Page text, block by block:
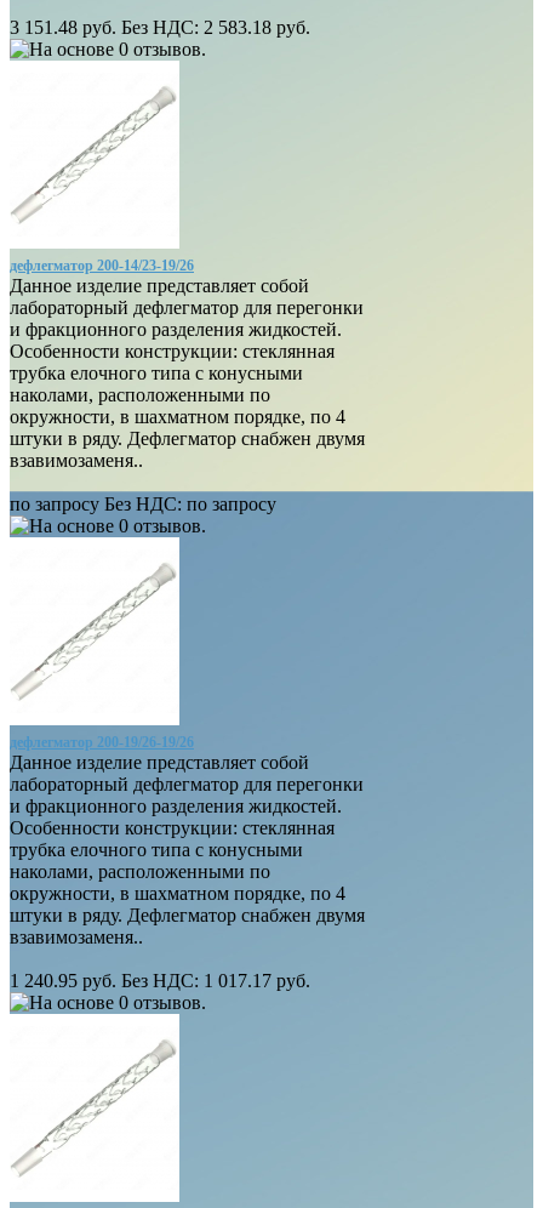
3 151.48 руб. Без НДС: 2 583.18 руб.
дефлегматор 200-14/23-19/26
Данное изделие представляет собой
лабораторный дефлегматор для перегонки
и фракционного разделения жидкостей.
Особенности конструкции: стеклянная
трубка елочного типа с конусными
наколами, расположенными по
окружности, в шахматном порядке, по 4
штуки в ряду. Дефлегматор снабжен двумя
взавимозаменя..
по запросу Без НДС: по запросу
дефлегматор 200-19/26-19/26
Данное изделие представляет собой
лабораторный дефлегматор для перегонки
и фракционного разделения жидкостей.
Особенности конструкции: стеклянная
трубка елочного типа с конусными
наколами, расположенными по
окружности, в шахматном порядке, по 4
штуки в ряду. Дефлегматор снабжен двумя
взавимозаменя..
1 240.95 руб. Без НДС: 1 017.17 руб.